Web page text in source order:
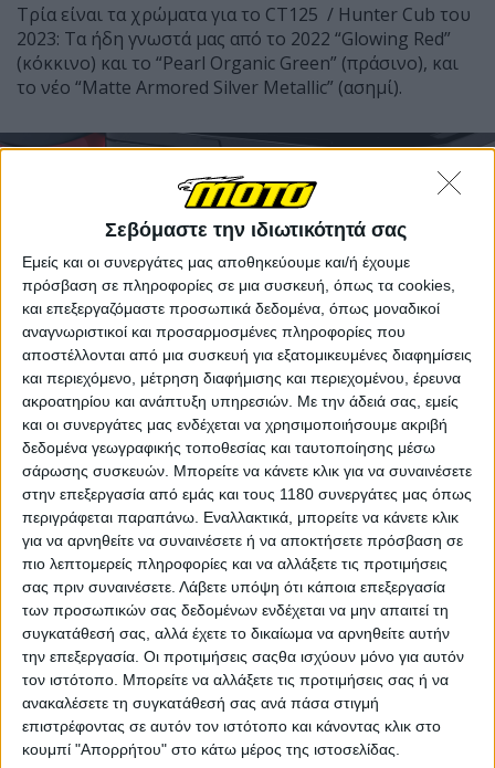
Σεβόμαστε την ιδιωτικότητά σας
Εμείς και οι συνεργάτες μας αποθηκεύουμε και/ή έχουμε
πρόσβαση σε πληροφορίες σε μια συσκευή, όπως τα cookies,
και επεξεργαζόμαστε προσωπικά δεδομένα, όπως μοναδικοί
αναγνωριστικοί και προσαρμοσμένες πληροφορίες που
αποστέλλονται από μια συσκευή για εξατομικευμένες διαφημίσεις
και περιεχόμενο, μέτρηση διαφήμισης και περιεχομένου, έρευνα
ακροατηρίου και ανάπτυξη υπηρεσιών. Με την άδειά σας, εμείς
και οι συνεργάτες μας ενδέχεται να χρησιμοποιήσουμε ακριβή
δεδομένα γεωγραφικής τοποθεσίας και ταυτοποίησης μέσω
σάρωσης συσκευών. Μπορείτε να κάνετε κλικ για να συναινέσετε
στην επεξεργασία από εμάς και τους 1180 συνεργάτες μας όπως
περιγράφεται παραπάνω. Εναλλακτικά, μπορείτε να κάνετε κλικ
για να αρνηθείτε να συναινέσετε ή να αποκτήσετε πρόσβαση σε
πιο λεπτομερείς πληροφορίες και να αλλάξετε τις προτιμήσεις
σας πριν συναινέσετε. Λάβετε υπόψη ότι κάποια επεξεργασία
των προσωπικών σας δεδομένων ενδέχεται να μην απαιτεί τη
συγκατάθεσή σας, αλλά έχετε το δικαίωμα να αρνηθείτε αυτήν
την επεξεργασία. Οι προτιμήσεις σαςθα ισχύουν μόνο για αυτόν
τον ιστότοπο. Μπορείτε να αλλάξετε τις προτιμήσεις σας ή να
ανακαλέσετε τη συγκατάθεσή σας ανά πάσα στιγμή
επιστρέφοντας σε αυτόν τον ιστότοπο και κάνοντας κλικ στο
κουμπί "Απορρήτου" στο κάτω μέρος της ιστοσελίδας.
Τρία είναι τα χρώματα για το CT125 / Hunter Cub του
2023: Τα ήδη γνωστά μας από το 2022 “Glowing Red”
(κόκκινο) και το “Pearl Organic Green” (πράσινο), και
το νέο “Matte Armored Silver Metallic” (ασημί).
Το παπί… περιπέτειας της Honda έρχεται εξοπλισμένο
με ελαστικά διπλού προφίλ, τηλεσκοπικό πιρούνι με
φυσούνες, ποδιά, και κάγκελα προστασίας / ενίσχυσης
στην περιοχή του κινητήρα, ψηλή εξάτμιση,
δισκόφρενα εμπρός-πίσω, ABS μπροστά, ψηλό τιμόνι,
μεγάλη σχάρα, βαλιτσάκι στο αριστερό μέρος, και
snorkel για την εισαγωγή αέρα!